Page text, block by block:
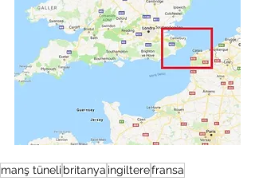
manş tüneli britanya ingilterefransa